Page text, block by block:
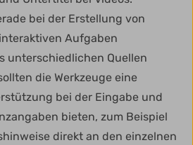
bei der Erstellung von
Aufgaben
unterschiedlichen Quellen
die Werkzeuge eine
bei der Eingabe und
bieten, zum Beispiel
direkt an den einzelnen